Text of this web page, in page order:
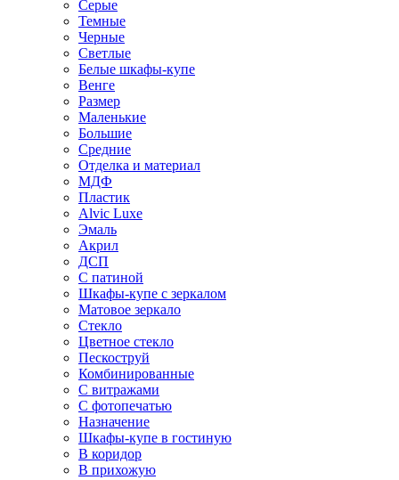
Серые
Темные
Черные
Светлые
Белые шкафы-купе
Венге
Размер
Маленькие
Большие
Средние
Отделка и материал
МДФ
Пластик
Alvic Luxe
Эмаль
Акрил
ДСП
С патиной
Шкафы-купе с зеркалом
Матовое зеркало
Стекло
Цветное стекло
Пескоструй
Комбинированные
С витражами
С фотопечатью
Назначение
Шкафы-купе в гостиную
В коридор
В прихожую